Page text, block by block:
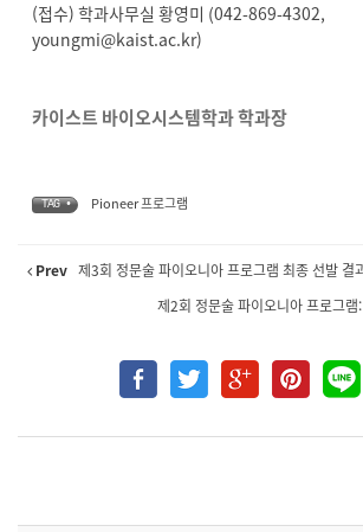
(접수) 학과사무실 황영미 (042-869-4302,
youngmi@kaist.ac.kr)
카이스트 바이오시스템학과 학과장
TAG • Pioneer 프로그램
Prev 제3회 정문술 파이오니아 프로그램 최종 선발 결
제2회 정문술 파이오니아 프로그